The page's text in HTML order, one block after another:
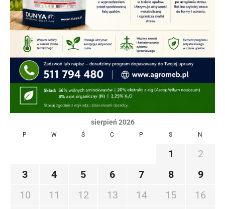
sierpień 2026
P W Ś C P S N
1
2
3
4 5 6 7 8
9
10
11 12 13 14 15
16